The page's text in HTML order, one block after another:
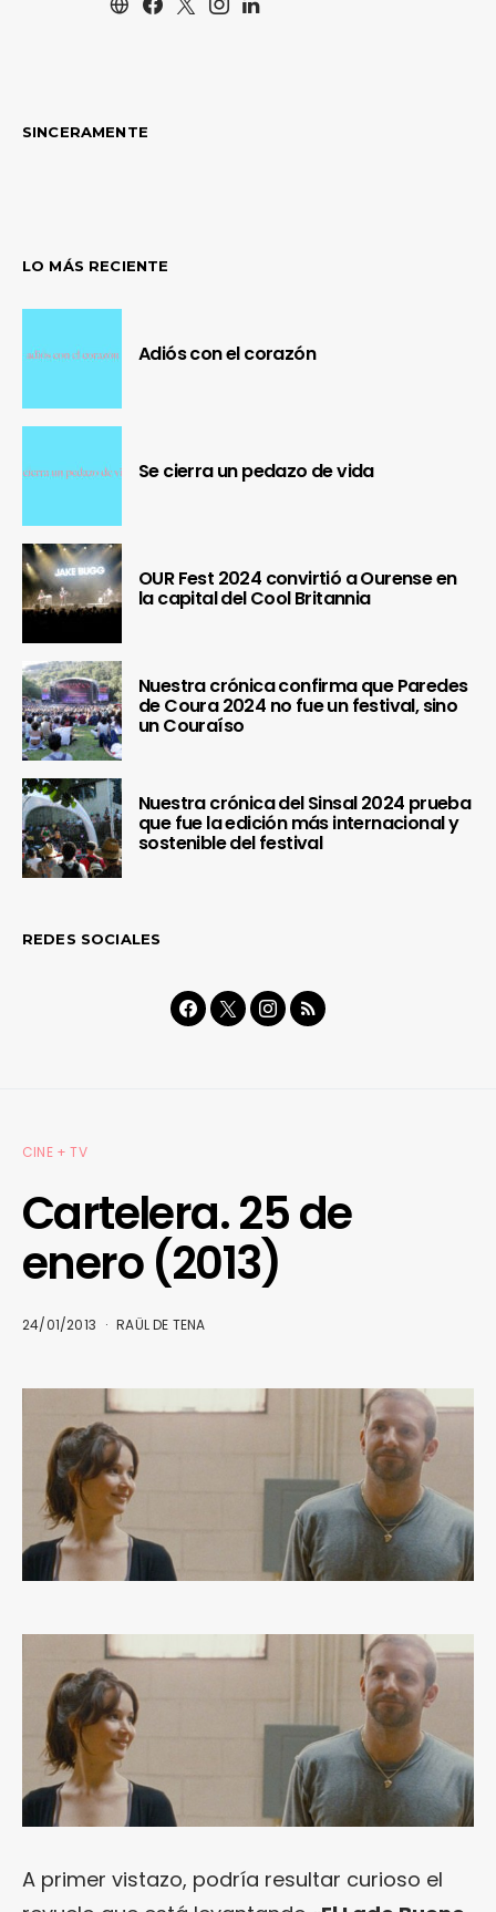
SINCERAMENTE
LO MÁS RECIENTE
Adiós con el corazón
Se cierra un pedazo de vida
OUR Fest 2024 convirtió a Ourense en
la capital del Cool Britannia
Nuestra crónica confirma que Paredes
de Coura 2024 no fue un festival, sino
un Couraíso
Nuestra crónica del Sinsal 2024 prueba
que fue la edición más internacional y
sostenible del festival
REDES SOCIALES
CINE + TV
Cartelera. 25 de
enero (2013)
24/01/2013 RAÜL DE TENA
A primer vistazo, podría resultar curioso el